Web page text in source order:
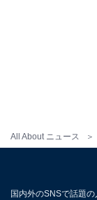
All About ニュース
国内外のSNSで話題